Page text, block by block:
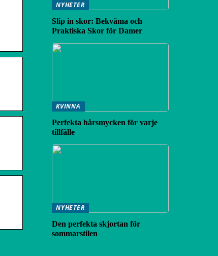
NYHETER
Slip in skor: Bekväma och
Praktiska Skor för Damer
KVINNA
Perfekta hårsmycken för varje
tillfälle
NYHETER
Den perfekta skjortan för
sommarstilen